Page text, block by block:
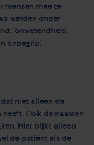
mensen mee te
werden onder
‘onwetendheid,
onbegrip’.
niet alleen de
Ook de naasten
Hier blijkt alleen
de patiënt als de